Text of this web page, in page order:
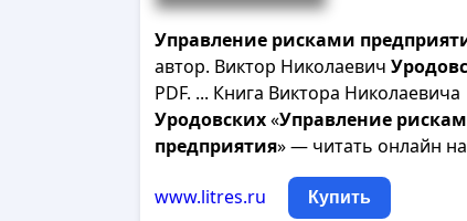
Управление рисками
автор. Виктор Николаевич
PDF. ... Книга Виктора Николаевича
Уродовских«Управление
предприятия» — читать онлайн
www.litres.ru Купить